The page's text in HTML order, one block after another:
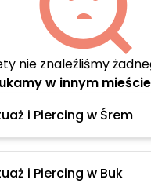
nie znaleźliśmy
w innym
i Piercing w Śrem
i Piercing w Buk